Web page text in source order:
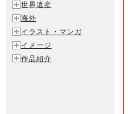
世界遺産
海外
イラスト・マンガ
イメージ
作品紹介